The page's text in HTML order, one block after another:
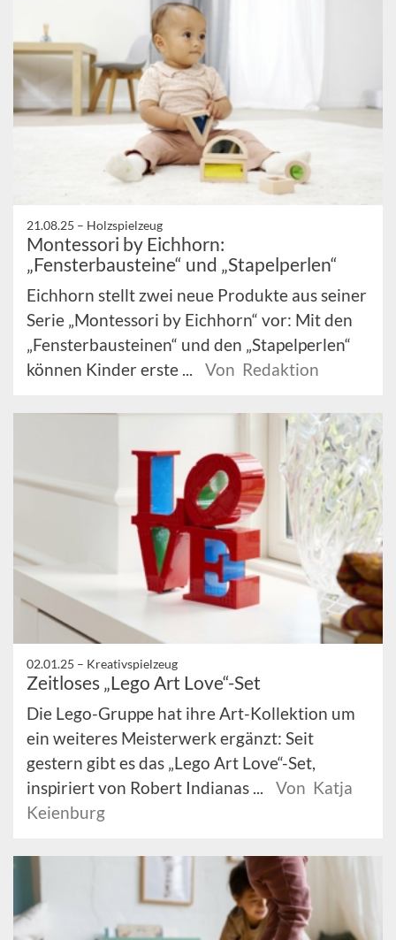
21.08.25 – Holzspielzeug
Montessori by Eichhorn:
„Fensterbausteine“ und „Stapelperlen“
Eichhorn stellt zwei neue Produkte aus seiner
Serie „Montessori by Eichhorn“ vor: Mit den
„Fensterbausteinen“ und den „Stapelperlen“
können Kinder erste ...
Von Redaktion
02.01.25 – Kreativspielzeug
Zeitloses „Lego Art Love“-Set
Die Lego-Gruppe hat ihre Art-Kollektion um
ein weiteres Meisterwerk ergänzt: Seit
gestern gibt es das „Lego Art Love“-Set,
inspiriert von Robert Indianas ...
Von Katja
Keienburg